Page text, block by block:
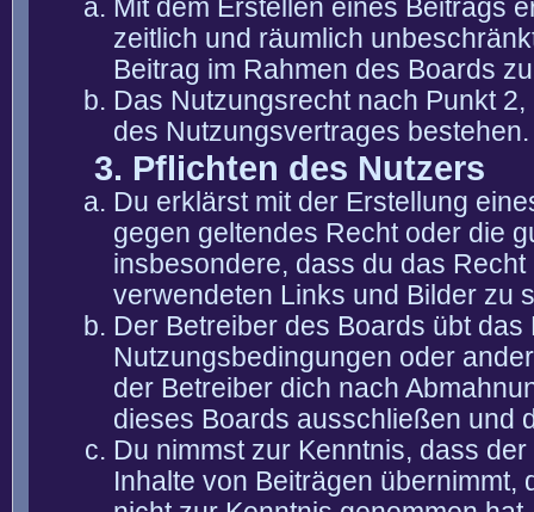
Mit dem Erstellen eines Beitrags
zeitlich und räumlich
Beitrag im Rahmen des Boards
Das Nutzungsrecht nach Punkt
des Nutzungsvertrages bestehen.
3. Pflichten des Nutzers
Du erklärst mit der Erstellung
gegen geltendes Recht oder die
insbesondere, dass du das
verwendeten Links und Bilder zu
Der Betreiber des Boards übt
Nutzungsbedingungen oder
der Betreiber dich nach
dieses Boards ausschließen und
Du nimmst zur Kenntnis, dass
Inhalte von Beiträgen übernimmt,